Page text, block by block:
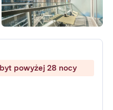
powyżej 28 nocy